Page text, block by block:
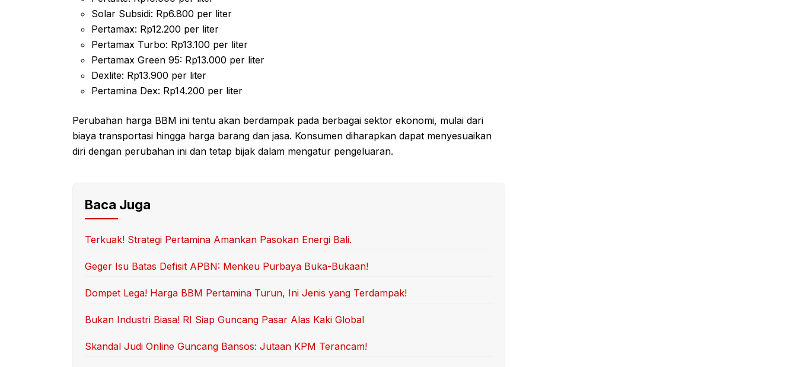
Solar Subsidi: Rp6.800 per liter
Pertamax: Rp12.200 per liter
Pertamax Turbo: Rp13.100 per liter
Pertamax Green 95: Rp13.000 per liter
Dexlite: Rp13.900 per liter
Pertamina Dex: Rp14.200 per liter
Perubahan harga BBM ini tentu akan berdampak pada berbagai sektor ekonomi, mulai dari
biaya transportasi hingga harga barang dan jasa. Konsumen diharapkan dapat menyesuaikan
diri dengan perubahan ini dan tetap bijak dalam mengatur pengeluaran.
Baca Juga
Terkuak! Strategi Pertamina Amankan Pasokan Energi Bali.
Geger Isu Batas Defisit APBN: Menkeu Purbaya Buka-Bukaan!
Dompet Lega! Harga BBM Pertamina Turun, Ini Jenis yang Terdampak!
Bukan Industri Biasa! RI Siap Guncang Pasar Alas Kaki Global
Skandal Judi Online Guncang Bansos: Jutaan KPM Terancam!